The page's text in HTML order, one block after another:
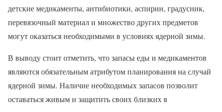
детские медикаменты, антибиотики, аспирин, градусник,
перевязочный материал и множество других предметов
могут оказаться необходимыми в условиях ядерной зимы.
В выводу стоит отметить, что запасы еды и медикаментов
являются обязательным атрибутом планирования на случай
ядерной зимы. Наличие необходимых запасов позволит
оставаться живым и защитить своих близких в